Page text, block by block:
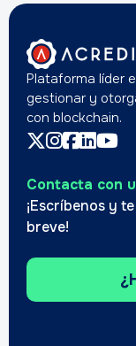
Plataforma líder
gestionar y
con blockchain.
Contacta con
¡Escríbenos y
breve!